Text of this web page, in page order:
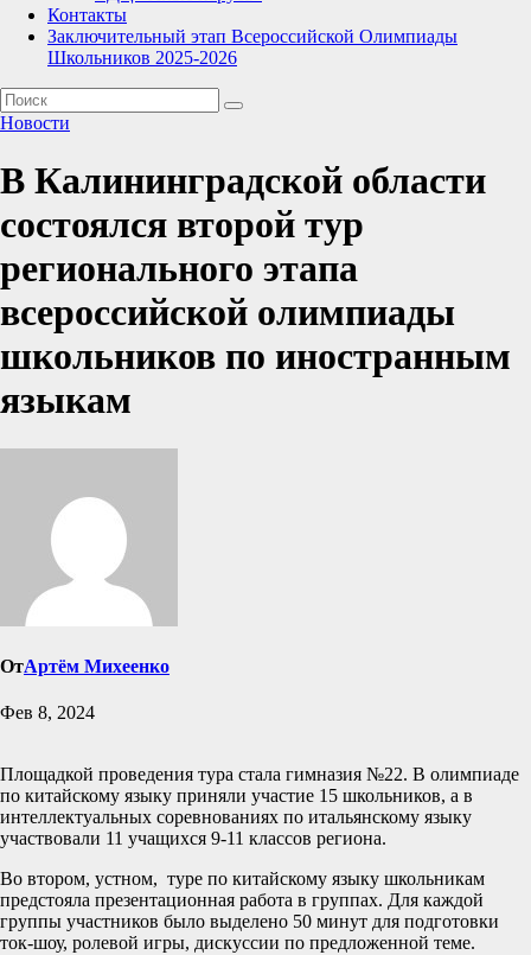
Контакты
Заключительный этап Всероссийской Олимпиады
Школьников 2025-2026
Новости
В Калининградской области
состоялся второй тур
регионального этапа
всероссийской олимпиады
школьников по иностранным
языкам
ОтАртём Михеенко
Фев 8, 2024
Площадкой проведения тура стала гимназия №22. В олимпиаде
по китайскому языку приняли участие 15 школьников, а в
интеллектуальных соревнованиях по итальянскому языку
участвовали 11 учащихся 9-11 классов региона.
Во втором, устном, туре по китайскому языку школьникам
предстояла презентационная работа в группах. Для каждой
группы участников было выделено 50 минут для подготовки
ток-шоу, ролевой игры, дискуссии по предложенной теме.